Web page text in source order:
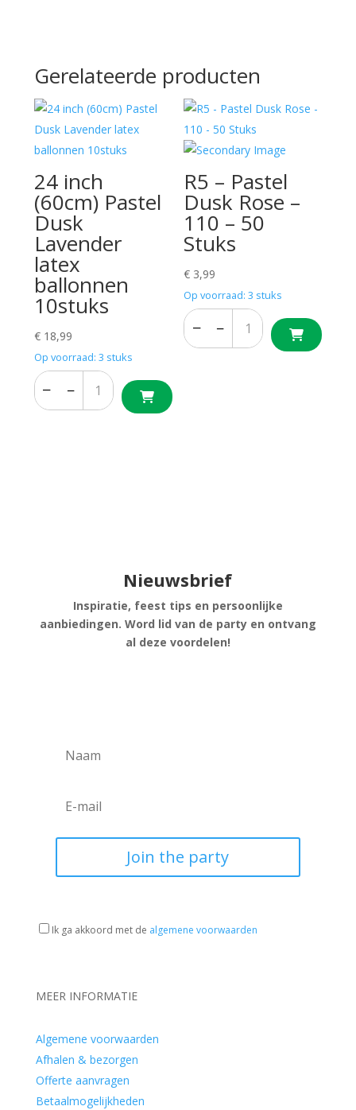
Gerelateerde producten
24 inch
(60cm) Pastel
Dusk
Lavender
latex
ballonnen
10stuks
€18,99
Op voorraad: 3 stuks
− − + +
R5 – Pastel
Dusk Rose –
110 – 50
Stuks
€ 3,99
Op voorraad: 3 stuks
− − + +
Nieuwsbrief
Inspiratie, feest tips en persoonlijke
aanbiedingen. Word lid van de party en ontvang
al deze voordelen!
Join the party
Ik ga akkoord met de algemene voorwaarden
MEER INFORMATIE
Algemene voorwaarden
Afhalen & bezorgen
Offerte aanvragen
Betaalmogelijkheden